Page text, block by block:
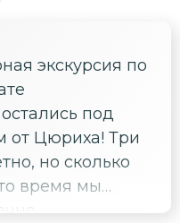
экскурсия по
под
от Цюриха! Три
но сколько
время мы